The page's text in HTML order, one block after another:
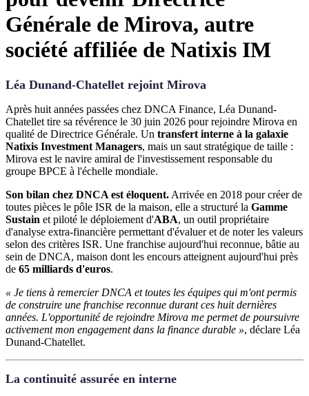
Générale de Mirova, autre
société affiliée de Natixis IM
Léa Dunand-Chatellet rejoint Mirova
Après huit années passées chez DNCA Finance, Léa Dunand-
Chatellet tire sa révérence le 30 juin 2026 pour rejoindre Mirova en
qualité de Directrice Générale. Un transfert interne à la galaxie
Natixis Investment Managers, mais un saut stratégique de taille :
Mirova est le navire amiral de l'investissement responsable du
groupe BPCE à l'échelle mondiale.
Son bilan chez DNCA est éloquent. Arrivée en 2018 pour créer de
toutes pièces le pôle ISR de la maison, elle a structuré la Gamme
Sustain et piloté le déploiement d'ABA, un outil propriétaire
d'analyse extra-financière permettant d'évaluer et de noter les valeurs
selon des critères ISR. Une franchise aujourd'hui reconnue, bâtie au
sein de DNCA, maison dont les encours atteignent aujourd'hui près
de 65 milliards d'euros.
« Je tiens à remercier DNCA et toutes les équipes qui m'ont permis
de construire une franchise reconnue durant ces huit dernières
années. L'opportunité de rejoindre Mirova me permet de poursuivre
activement mon engagement dans la finance durable », déclare Léa
Dunand-Chatellet.
La continuité assurée en interne